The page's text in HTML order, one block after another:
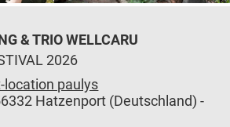
& TRIO WELLCARU
2026
location paulys
Hatzenport (Deutschland) -